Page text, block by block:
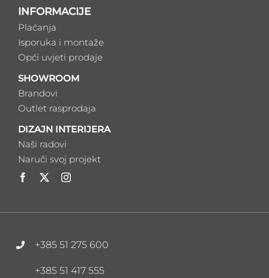
INFORMACIJE
Plaćanja
Isporuka i montaže
Opći uvjeti prodaje
SHOWROOM
Brandovi
Outlet rasprodaja
DIZAJN INTERIJERA
Naši radovi
Naruči svoj projekt
+385 51 275 600
+385 51 417 555